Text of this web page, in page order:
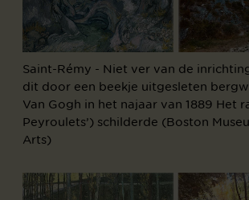
Saint-Rémy - Niet ver van de
dit door een beekje uitgesleten
Van Gogh in het najaar van 1889 Het
Peyroulets’) schilderde (Boston
Arts)